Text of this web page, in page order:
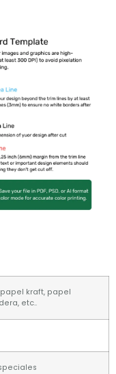
kraft, papel
etc..